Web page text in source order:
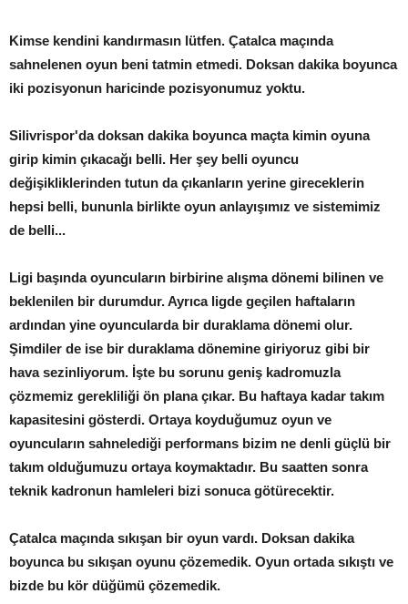
Kimse kendini kandırmasın lütfen. Çatalca maçında
sahnelenen oyun beni tatmin etmedi. Doksan dakika boyunca
iki pozisyonun haricinde pozisyonumuz yoktu.
Silivrispor'da doksan dakika boyunca maçta kimin oyuna
girip kimin çıkacağı belli. Her şey belli oyuncu
değişikliklerinden tutun da çıkanların yerine gireceklerin
hepsi belli, bununla birlikte oyun anlayışımız ve sistemimiz
de belli...
Ligi başında oyuncuların birbirine alışma dönemi bilinen ve
beklenilen bir durumdur. Ayrıca ligde geçilen haftaların
ardından yine oyuncularda bir duraklama dönemi olur.
Şimdiler de ise bir duraklama dönemine giriyoruz gibi bir
hava sezinliyorum. İşte bu sorunu geniş kadromuzla
çözmemiz gerekliliği ön plana çıkar. Bu haftaya kadar takım
kapasitesini gösterdi. Ortaya koyduğumuz oyun ve
oyuncuların sahnelediği performans bizim ne denli güçlü bir
takım olduğumuzu ortaya koymaktadır. Bu saatten sonra
teknik kadronun hamleleri bizi sonuca götürecektir.
Çatalca maçında sıkışan bir oyun vardı. Doksan dakika
boyunca bu sıkışan oyunu çözemedik. Oyun ortada sıkıştı ve
bizde bu kör düğümü çözemedik.